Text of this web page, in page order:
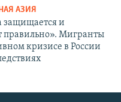
АЗИЯ
защищается и
правильно». Мигранты
кризисе в России